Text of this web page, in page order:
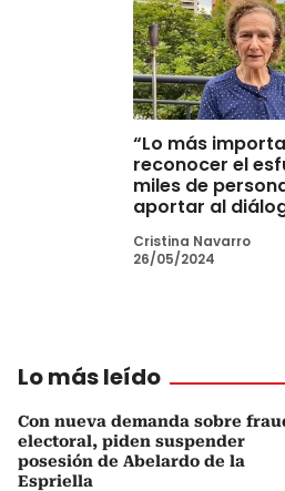
“Lo más
reconocer el
miles de
aportar al
Cristina Navarro
26/05/2024
Lo más leído
Con nueva demanda sobre
electoral, piden suspender
posesión de Abelardo de la
Espriella